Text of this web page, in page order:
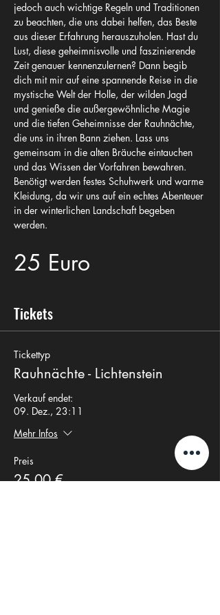
jedoch auch wichtige Regeln und Traditionen
zu beachten, die uns dabei helfen, das Beste
aus dieser Erfahrung herauszuholen. Hast du
Lust, diese geheimnisvolle und faszinierende
Zeit genauer kennenzulernen? Dann begib
dich mit mir auf eine spannende Reise in die
mystische Welt der Holle, der wilden Jagd
und genieße die außergewöhnliche Magie
und die tiefen Geheimnisse der Rauhnächte,
die uns in ihren Bann ziehen. Lass uns
gemeinsam in die alten Bräuche eintauchen
und das Wissen der Vorfahren bewahren.
Benötigt werden festes Schuhwerk und warme
Kleidung, da wir uns auf ein echtes Abenteuer
in der winterlichen Landschaft begeben
werden.
25 Euro
Tickets
Tickettyp
Rauhnächte - Lichtenstein
Verkauf endet:
09. Dez., 23:11
Mehr Infos
Preis
25,00 €